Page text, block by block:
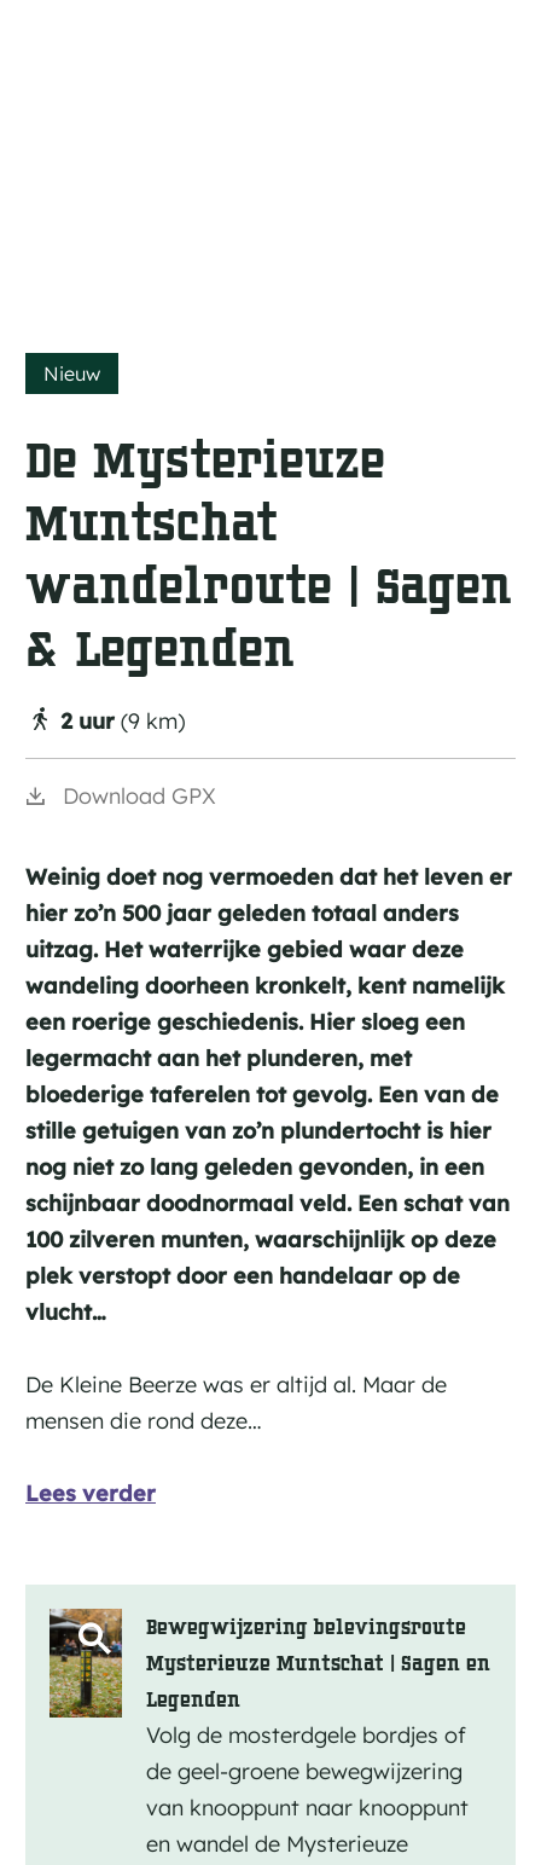
De Mysterieuze
Muntschat
wandelroute | Sagen
& Legenden
Nieuw
2 uur (9 km)
Download GPX
Weinig doet nog vermoeden dat het leven er
hier zo’n 500 jaar geleden totaal anders
uitzag. Het waterrijke gebied waar deze
wandeling doorheen kronkelt, kent namelijk
een roerige geschiedenis. Hier sloeg een
legermacht aan het plunderen, met
bloederige taferelen tot gevolg. Een van de
stille getuigen van zo’n plundertocht is hier
nog niet zo lang geleden gevonden, in een
schijnbaar doodnormaal veld. Een schat van
100 zilveren munten, waarschijnlijk op deze
plek verstopt door een handelaar op de
vlucht…
De Kleine Beerze was er altijd al. Maar de
mensen die rond deze…
Lees verder
Bewegwijzering belevingsroute
Mysterieuze Muntschat | Sagen en
Legenden
Volg de mosterdgele bordjes of
de geel-groene bewegwijzering
van knooppunt naar knooppunt
en wandel de Mysterieuze
O
p
e